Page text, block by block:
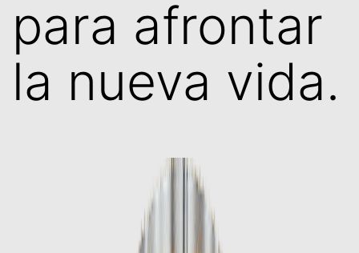
para afrontar
la nueva vida.